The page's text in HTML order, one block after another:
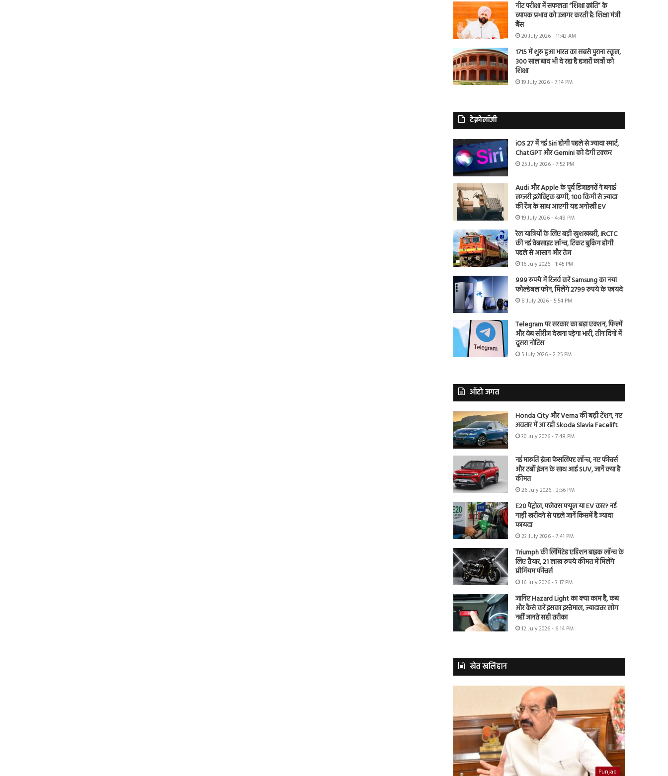
नीट परीक्षा में सफलता “शिक्षा क्रांति” के
व्यापक प्रभाव को उजागर करती है: शिक्षा मंत्री
बैंस
20 July 2026 - 11:43 AM
1715 में शुरू हुआ भारत का सबसे पुराना स्कूल,
300 साल बाद भी दे रहा है हजारों छात्रों को
शिक्षा
19 July 2026 - 7:14 PM
टेक्नोलॉजी
iOS 27 में नई Siri होगी पहले से ज्यादा स्मार्ट,
ChatGPT और Gemini को देगी टक्कर
25 July 2026 - 7:52 PM
Audi और Apple के पूर्व डिजाइनरों ने बनाई
लग्जरी इलेक्ट्रिक बग्गी, 100 किमी से ज्यादा
की रेंज के साथ आएगी यह अनोखी EV
19 July 2026 - 4:48 PM
रेल यात्रियों के लिए बड़ी खुशखबरी, IRCTC
की नई वेबसाइट लॉन्च, टिकट बुकिंग होगी
पहले से आसान और तेज
16 July 2026 - 1:45 PM
999 रुपये में रिजर्व करें Samsung का नया
फोल्डेबल फोन, मिलेंगे 2799 रुपये के फायदे
8 July 2026 - 5:54 PM
Telegram पर सरकार का बड़ा एक्शन, फिल्में
और वेब सीरीज देखना पड़ेगा भारी, तीन दिनों में
दूसरा नोटिस
5 July 2026 - 2:25 PM
ऑटो जगत
Honda City और Verna की बढ़ी टेंशन, नए
अवतार में आ रही Skoda Slavia Facelift
30 July 2026 - 7:48 PM
नई मारुति ब्रेजा फेसलिफ्ट लॉन्च, नए फीचर्स
और टर्बो इंजन के साथ आई SUV, जानें क्या है
कीमत
26 July 2026 - 3:56 PM
E20 पेट्रोल, फ्लेक्स फ्यूल या EV कार? नई
गाड़ी खरीदने से पहले जानें किसमें है ज्यादा
फायदा
23 July 2026 - 7:41 PM
Triumph की लिमिटेड एडिशन बाइक लॉन्च के
लिए तैयार, 21 लाख रुपये कीमत में मिलेंगे
प्रीमियम फीचर्स
16 July 2026 - 3:17 PM
जानिए Hazard Light का क्या काम है, कब
और कैसे करें इसका इस्तेमाल, ज्यादातर लोग
नहीं जानते सही तरीका
12 July 2026 - 6:14 PM
खेत खलिहान
Punjab